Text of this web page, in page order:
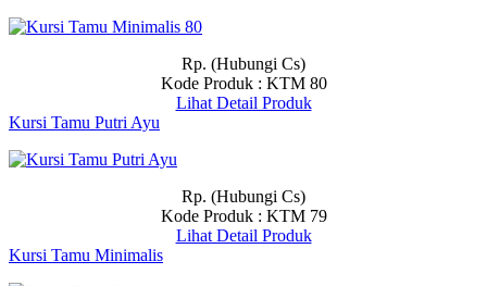
Rp. (Hubungi Cs)
Kode Produk : KTM 80
Lihat Detail Produk
Kursi Tamu Putri Ayu
Rp. (Hubungi Cs)
Kode Produk : KTM 79
Lihat Detail Produk
Kursi Tamu Minimalis